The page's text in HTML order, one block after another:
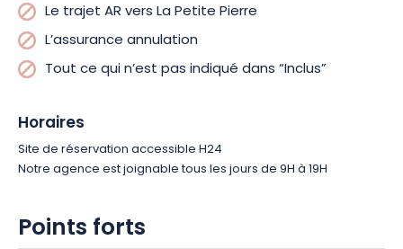
Le trajet AR vers La Petite Pierre
L’assurance annulation
Tout ce qui n’est pas indiqué dans “Inclus”
Horaires
Site de réservation accessible H24
Notre agence est joignable tous les jours de 9H à 19H
Points forts